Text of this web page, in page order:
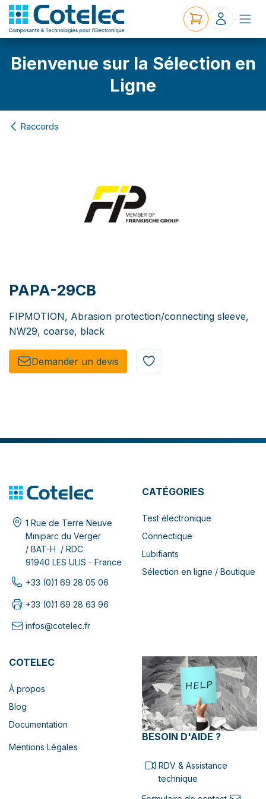
Bienvenue sur la Sélection en
Ligne
Raccords
PAPA-29CB
FIPMOTION, Abrasion protection/connecting sleeve,
NW29, coarse, black
Demander un de​​vis​​
1 Rue de Terre Neuve
Miniparc du Verger
/ BAT-H / RDC
91940 LES ULIS - France
+33 (0)1 69 28 05 06
+33 (0)1 69 28 63 96
infos@cotelec.fr
CATÉGORIES
Test électronique
Connectique
Lubifiants
Sélection en ligne / Boutique
COTELEC
À propos
Blog
Documentation
Mentions Légales
BESOIN D'AIDE ?
RDV & Assistance
technique